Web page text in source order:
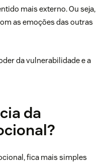
mais externo. Ou seja,
as emoções das outras
da vulnerabilidade e a
da
fica mais simples